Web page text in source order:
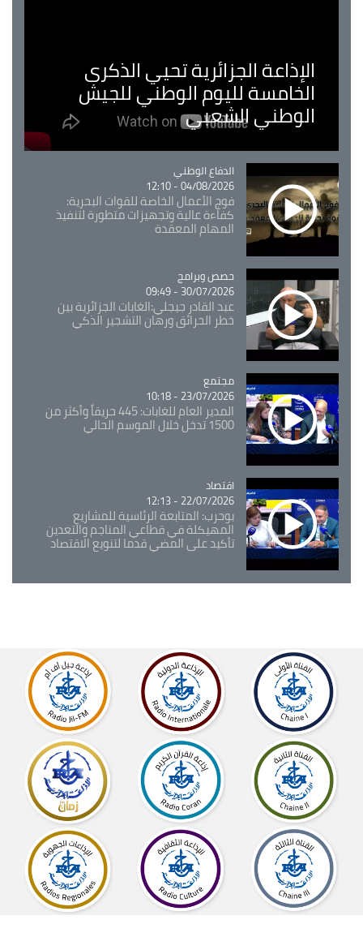
الإذاعة الجزائرية تحيي الذكرى
الخامسة لليوم الوطني للجيش
الوطني الشعبي
Catégorie
الدفاع الوطني
04/08/2026 - 12:10
فوج الأعمال الخاصة للقوات البحرية:
كفاءة عالية وتجهيزات متطورة لتنفيذ
المهام المعقدة
Catégorie
حصص وبرامج
30/07/2026 - 09:49
عبد القادر جيجلي:الغابات الجزائرية بين
خطر الحرائق ورهان التشجير الذكي
Catégorie
مجتمع
23/07/2026 - 10:18
المدير العام للغابات: 445 حريقاً وأكثر من
1500 تدخل خلال الموسم الحالي
Catégorie
اقتصاد
22/07/2026 - 12:13
بوحرب: المتابعة الرئاسية للمشاريع
المهيكلة في قطاعي المناجم والتعدين
تأكيد على المضي قدما لتنويع الاقتصاد